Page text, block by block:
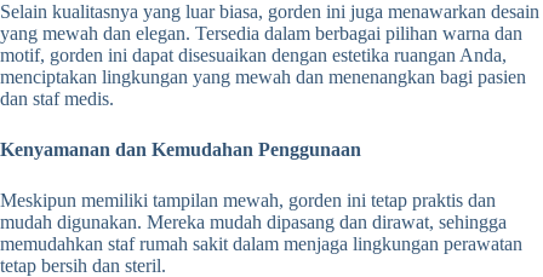
Selain kualitasnya yang luar biasa, gorden ini juga menawarkan desain
yang mewah dan elegan. Tersedia dalam berbagai pilihan warna dan
motif, gorden ini dapat disesuaikan dengan estetika ruangan Anda,
menciptakan lingkungan yang mewah dan menenangkan bagi pasien
dan staf medis.
Kenyamanan dan Kemudahan Penggunaan
Meskipun memiliki tampilan mewah, gorden ini tetap praktis dan
mudah digunakan. Mereka mudah dipasang dan dirawat, sehingga
memudahkan staf rumah sakit dalam menjaga lingkungan perawatan
tetap bersih dan steril.